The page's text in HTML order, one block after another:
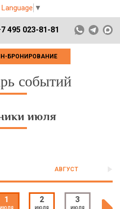
▼
495 023-81-81
БРОНИРОВАНИЕ
событий
июля
АВГУСТ
1
ИЮЛЯ
2
ИЮЛЯ
3
ИЮЛЯ
ИЮЛЯ